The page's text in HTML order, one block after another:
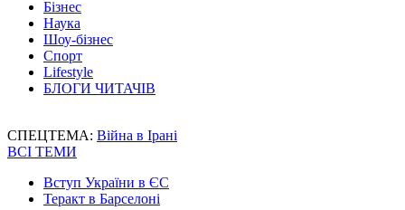
Бізнес
Наука
Шоу-бізнес
Спорт
Lifestyle
БЛОГИ ЧИТАЧІВ
СПЕЦТЕМА: Війна в Ірані
ВСІ ТЕМИ
Вступ України в ЄС
Теракт в Барселоні